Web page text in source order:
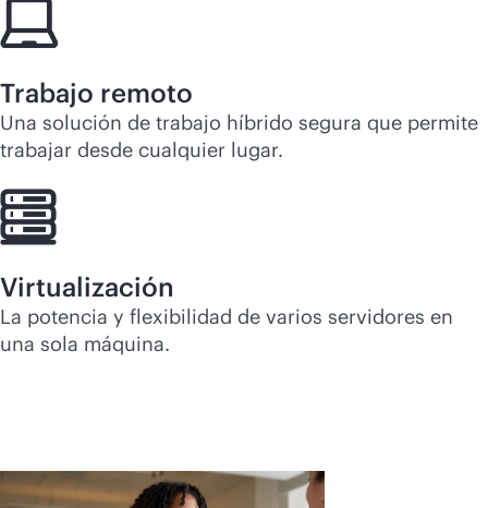
Trabajo remoto
Una solución de trabajo híbrido segura que permite
trabajar desde cualquier lugar.
Virtualización
La potencia y flexibilidad de varios servidores en
una sola máquina.